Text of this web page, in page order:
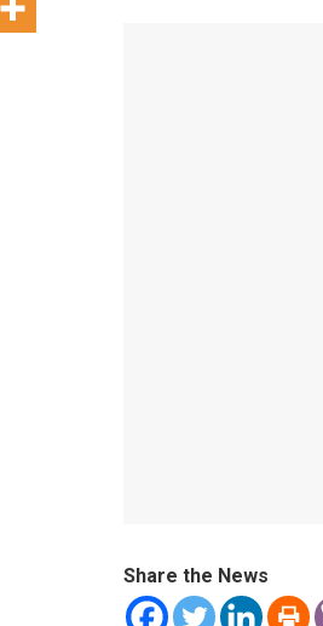
Share the News